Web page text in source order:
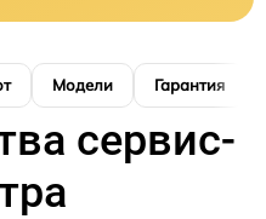
Модели Гарантия
сервис-